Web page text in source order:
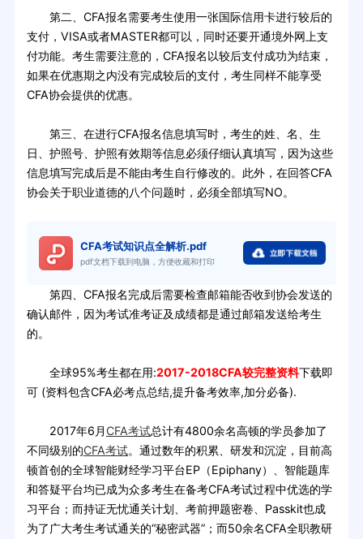
第二、CFA报名需要考生使用一张国际信用卡进行较后的
支付，VISA或者MASTER都可以，同时还要开通境外网上支
付功能。考生需要注意的，CFA报名以较后支付成功为结束，
如果在优惠期之内没有完成较后的支付，考生同样不能享受
CFA协会提供的优惠。
第三、在进行CFA报名信息填写时，考生的姓、名、生
日、护照号、护照有效期等信息必须仔细认真填写，因为这些
信息填写完成后是不能由考生自行修改的。此外，在回答CFA
协会关于职业道德的八个问题时，必须全部填写NO。
CFA考试知识点全解析.pdf
pdf文档下载到电脑，方便收藏和打印
第四、CFA报名完成后需要检查邮箱能否收到协会发送的
确认邮件，因为考试准考证及成绩都是通过邮箱发送给考生
的。
全球95%考生都在用:2017-2018CFA较完整资料下载即
可 (资料包含CFA必考点总结,提升备考效率,加分必备).
2017年6月 CFA考试总计有4800余名高顿的学员参加了
不同级别的CFA考试。通过数年的积累、研发和沉淀，目前高
顿首创的全球智能财经学习平台EP（Epiphany）、智能题库
和答疑平台均已成为众多考生在备考CFA考试过程中优选的学
习平台；而持证无忧通关计划、考前押题密卷、Passkit也成
为了广大考生考试通关的“秘密武器”；而50余名CFA全职教研